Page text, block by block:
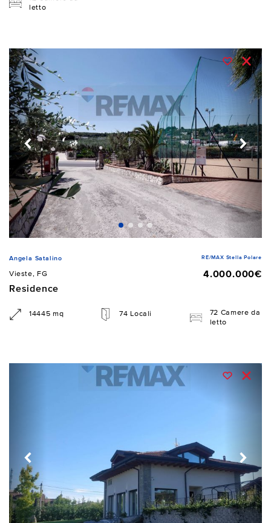
letto
Angela Satalino RE/MAX Stella Polare
Vieste, FG
4.000.000€
Residence
14445 mq 74 Locali
72 Camere da
letto